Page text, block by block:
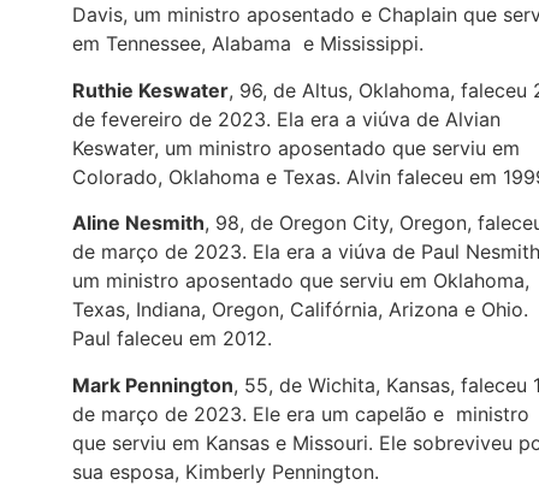
Davis, um ministro aposentado e Chaplain que
em Tennessee, Alabama e Mississippi.
Ruthie Keswater, 96, de Altus, Oklahoma, faleceu
de fevereiro de 2023. Ela era a viúva de Alvian
Keswater, um ministro aposentado que serviu em
Colorado, Oklahoma e Texas. Alvin faleceu em
Aline Nesmith, 98, de Oregon City, Oregon,
de março de 2023. Ela era a viúva de Paul
um ministro aposentado que serviu em Oklahoma,
Texas, Indiana, Oregon, Califórnia, Arizona e Ohio.
Paul faleceu em 2012.
Mark Pennington, 55, de Wichita, Kansas, faleceu
de março de 2023. Ele era um capelão e ministro
que serviu em Kansas e Missouri. Ele sobreviveu
sua esposa, Kimberly Pennington.